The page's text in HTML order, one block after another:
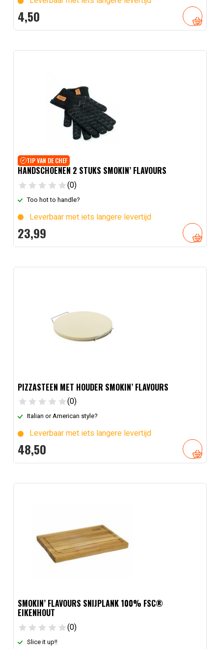
4,50
TIP VAN DE CHEF
HANDSCHOENEN 2 STUKS SMOKIN’ FLAVOURS
(0)
Too hot to handle?
Leverbaar met iets langere levertijd
23,99
PIZZASTEEN MET HOUDER SMOKIN’ FLAVOURS
(0)
Italian or American style?
Leverbaar met iets langere levertijd
48,50
SMOKIN’ FLAVOURS SNIJPLANK 100% FSC®
EIKENHOUT
(0)
Slice it up!!